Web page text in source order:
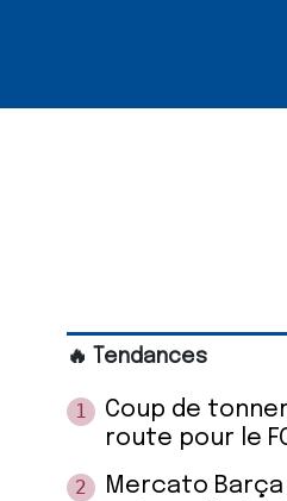
🔥 Tendances
1
Coup de
route pour le
2
Mercato